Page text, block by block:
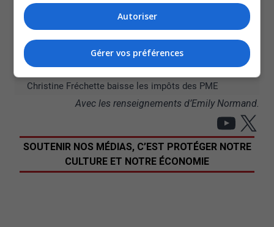
À lire aussi :
Tramway de Gatineau : Les propos du ministre font
réagir
Le député libéral Steven Guilbeault quitte la vie
politique
Christine Fréchette baisse les impôts des PME
Avec les renseignements d’Emily Normand.
X
SOUTENIR NOS MÉDIAS, C’EST PROTÉGER NOTRE
CULTURE ET NOTRE ÉCONOMIE
Autoriser
Gérer vos préférences